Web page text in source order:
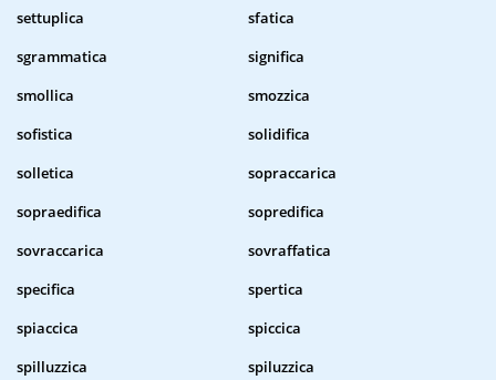
settuplica
sfatica
sgrammatica
significa
smollica
smozzica
sofistica
solidifica
solletica
sopraccarica
sopraedifica
sopredifica
sovraccarica
sovraffatica
specifica
spertica
spiaccica
spiccica
spilluzzica
spiluzzica